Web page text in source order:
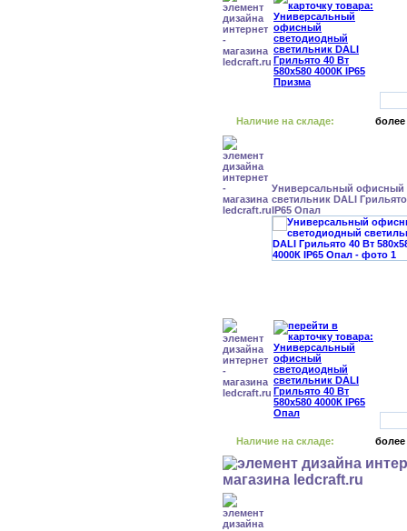
Наличие на складе: более
Универсальный офисный
светильник DALI
IP65 Опал
Наличие на складе: более